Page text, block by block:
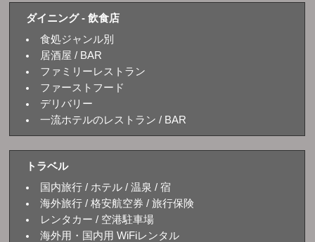
ダイニング - 飲食店
食処ジャンル別
居酒屋 / BAR
ファミリーレストラン
ファーストフード
デリバリー
一流ホテルのレストラン / BAR
トラベル
国内旅行 / ホテル / 温泉 / 宿
海外旅行 / 格安航空券 / 旅行保険
レンタカー / 空港駐車場
海外用・国内用 WiFiレンタル